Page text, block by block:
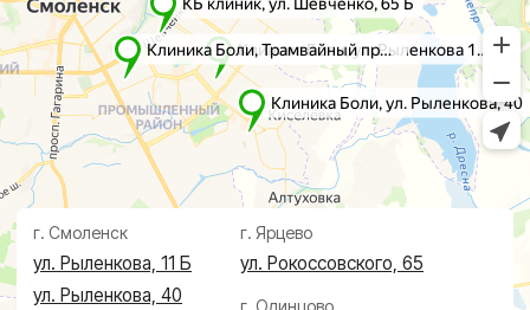
УЗИ
Анализы
Чек-Апы
Проктолог
Флеболог
Нейрохирург
Дерматолог
Косметолог
Ревматолог
Терапевт
Капельницы здоровья
Лечение по ДМС
Лечебные блокады
Малоинвазивная
хирургия
О клинике
Акции
Новости
Пациентам
Социальные проекты
Справки